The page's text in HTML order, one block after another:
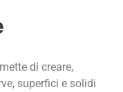
di creare,
superfici e solidi